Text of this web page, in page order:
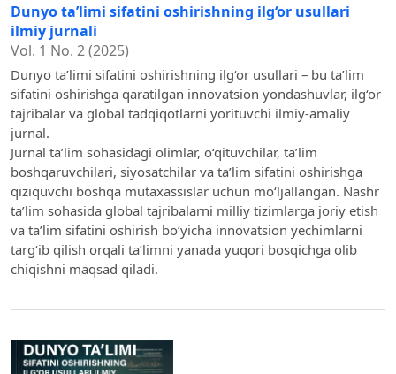
Dunyo ta’limi sifatini oshirishning ilg‘or usullari
ilmiy jurnali
Vol. 1 No. 2 (2025)
Dunyo ta’limi sifatini oshirishning ilg‘or usullari – bu ta’lim
sifatini oshirishga qaratilgan innovatsion yondashuvlar, ilg‘or
tajribalar va global tadqiqotlarni yorituvchi ilmiy-amaliy
jurnal.
Jurnal ta’lim sohasidagi olimlar, o‘qituvchilar, ta’lim
boshqaruvchilari, siyosatchilar va ta’lim sifatini oshirishga
qiziquvchi boshqa mutaxassislar uchun mo‘ljallangan. Nashr
ta’lim sohasida global tajribalarni milliy tizimlarga joriy etish
va ta’lim sifatini oshirish bo‘yicha innovatsion yechimlarni
targ‘ib qilish orqali ta’limni yanada yuqori bosqichga olib
chiqishni maqsad qiladi.